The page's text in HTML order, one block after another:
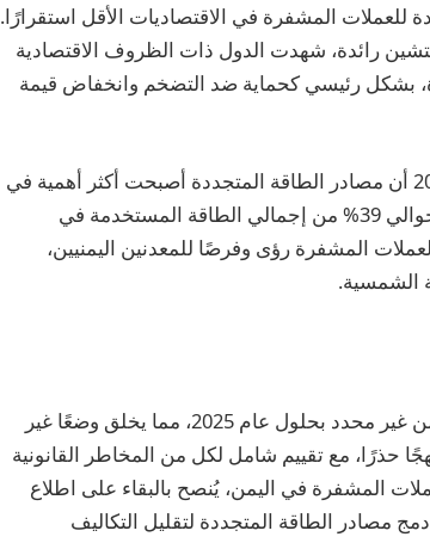
للعملات المشفرة في الاقتصاديات الأقل استقرارًا.
شركة تحليلات بلوكتشين رائدة، شهدت الدول ذات الظروف الاقتصادية
المشفرة، بشكل رئيسي كحماية ضد التضخم وانخفاض قيمة
فيما يتعلق باستهلاك الطاقة، أفادت دراسة في عام 2025 أن مصادر الطاقة المتجددة أصبحت أكثر أهمية في
عمليات تعدين العملات المشفرة العالمية، حيث تمثل حوالي 39% من إجمالي الطاقة المستخدمة في
المشفرة رؤى وفرصًا للمعدنين اليمنيين،
الشمسية.
يبقى الوضع القانوني لتعدين العملات المشفرة في اليمن غير محدد بحلول عام 2025، مما يخلق وضعًا غير
حذرًا، مع تقييم شامل لكل من المخاطر القانونية
المشفرة في اليمن، يُنصح بالبقاء على اطلاع
مصادر الطاقة المتجددة لتقليل التكاليف